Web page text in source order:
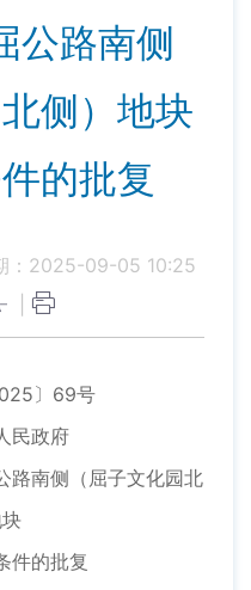
公路南侧
侧）地块
的批复
：2025-09-05 10:25
〕69号
政府
南侧（屈子文化园北
的批复